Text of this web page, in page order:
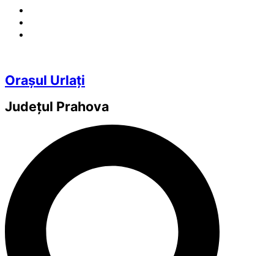
Orașul Urlați
Județul Prahova